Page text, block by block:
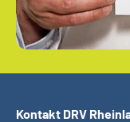
Kontakt DRV